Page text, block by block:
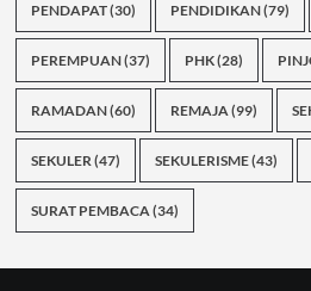
PENDAPAT(30) PENDIDIKAN(79)
PEREMPUAN(37) PHK(28)
RAMADAN(60) REMAJA(99)
SEKULER(47) SEKULERISME(43)
SURAT PEMBACA(34)